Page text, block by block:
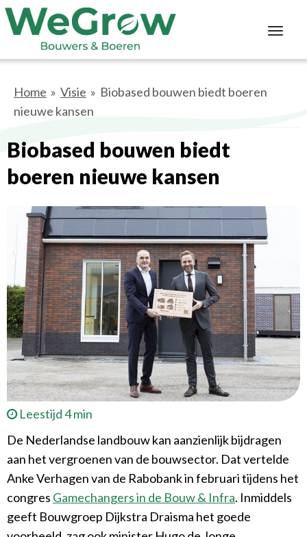
Home » Visie » Biobased bouwen biedt boeren
nieuwe kansen
Biobased bouwen biedt
boeren nieuwe kansen
Leestijd 4 min
De Nederlandse landbouw kan aanzienlijk bijdragen
aan het vergroenen van de bouwsector. Dat vertelde
Anke Verhagen van de Rabobank in februari tijdens het
congres Gamechangers in de Bouw & Infra. Inmiddels
geeft Bouwgroep Dijkstra Draisma het goede